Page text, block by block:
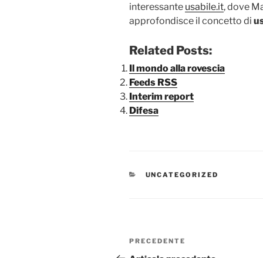
interessante usabile.it, dove
approfondisce il concetto di
Related Posts:
Il mondo alla rovescia
Feeds RSS
Interim report
Difesa
CATEGORIE
UNCATEGORIZED
Navigazione
Articolo
PRECEDENTE